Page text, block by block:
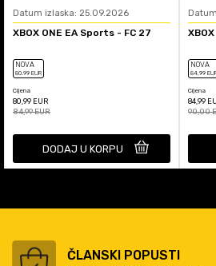
Datum izlaska: 25.09.2026
XBOX ONE EA Sports - FC 27
NOVA
80,99 EUR
Cijena
80,99 EUR
84,99EUR
DODAJ U KORPU
NOVA
84,99
Cijena
84,99
90,00
ČLANSKI POPUSTI